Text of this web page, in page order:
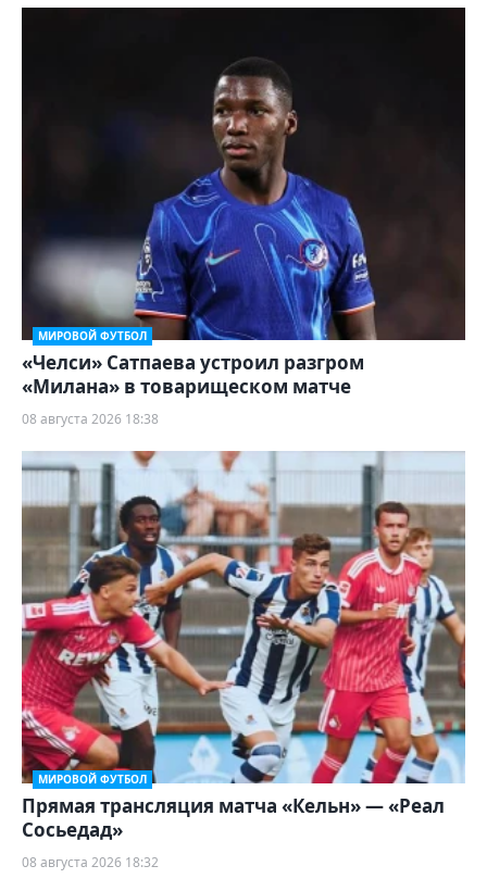
МИРОВОЙ ФУТБОЛ
«Челси» Сатпаева устроил разгром
«Милана» в товарищеском матче
08 августа 2026 18:38
МИРОВОЙ ФУТБОЛ
Прямая трансляция матча «Кельн» — «Реал
Сосьедад»
08 августа 2026 18:32